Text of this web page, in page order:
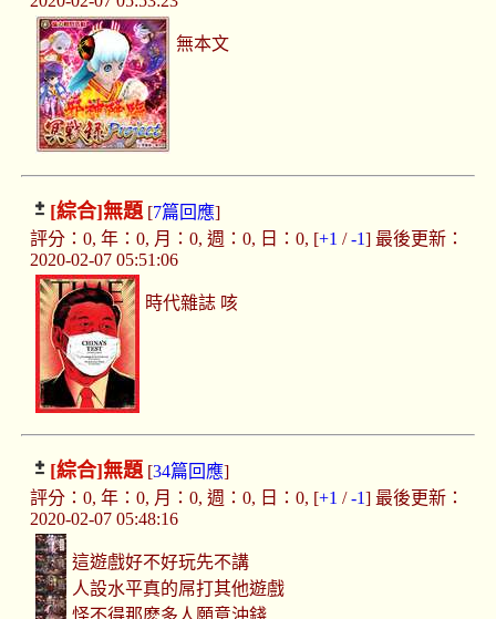
無本文
[綜合]無題[7篇回應]
評分：0, 年：0, 月：0, 週：0, 日：0, [+1 /-1] 最後更新：
2020-02-07 05:51:06
時代雜誌 咳
[綜合]無題[34篇回應]
評分：0, 年：0, 月：0, 週：0, 日：0, [+1 /-1] 最後更新：
2020-02-07 05:48:16
這遊戲好不好玩先不講
人設水平真的屌打其他遊戲